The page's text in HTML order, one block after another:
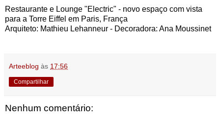
Restaurante e Lounge "Electric" - novo espaço com vista
para a Torre Eiffel em Paris, França
Arquiteto: Mathieu Lehanneur - Decoradora: Ana Moussinet
Arteeblog às 17:56
Compartilhar
Nenhum comentário: